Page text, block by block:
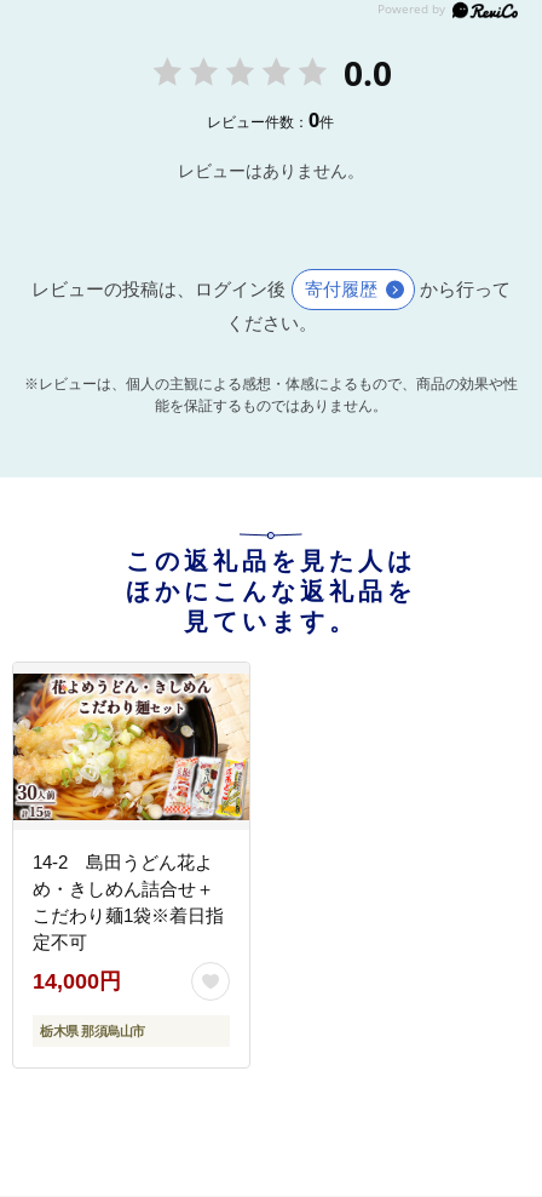
0.0
レビュー件数：0件
レビューはありません。
レビューの投稿は、ログイン後 寄付履歴
から行って
ください。
※レビューは、個人の主観による感想・体感によるもので、商品の効果や性
能を保証するものではありません。
この返礼品を見た人は
ほかにこんな返礼品を
見ています。
14-2 島田うどん花よ
め・きしめん詰合せ＋
こだわり麺1袋※着日指
定不可
14,000円
栃木県 那須烏山市